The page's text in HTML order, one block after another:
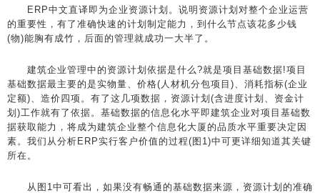
ERP中文直译即为企业资源计划。说明资源计划对整个企业运营
的重要性，有了准确快速的计划制定能力，到什么节点该花多少钱
(物)能胸有成竹，后面的管理就成功一大半了。
建筑企业管理中的资源计划依据是什么?就是项目基础数据!项目
基础数据最主要的是实物量、价格(人材机分包项目)、消耗指标(企业
定额)、造价四项。有了这几项数据，资源计划(含进度计划、资金计
划)工作就有了依据。基础数据的信息化水平即建筑企业对项目基础数
据获取能力，将成为建筑企业整个信息化大厦的品质水平重要决定因
素。我们从分析ERP实行客户价值的过程(图1)中可更详细知道其关键
所在。
从图1中可看出，如果没有畅通的基础数据来源，资源计划的准确